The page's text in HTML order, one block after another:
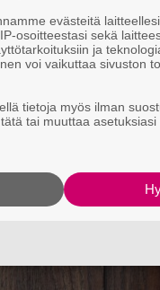
evästeitä
osoitteestasi sekä
ja
voi vaikuttaa sivuston
tietoja myös ilman
tai muuttaa